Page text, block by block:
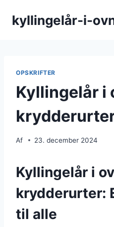
kyllingelår-i-
OPSKRIFTER
Kyllingelår i
Af 23. december 2024
Kyllingelår i
krydderurter:
til alle